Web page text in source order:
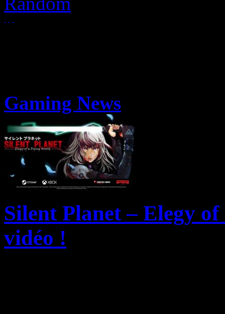
Gaming News
Silent Planet – Elegy
vidéo !